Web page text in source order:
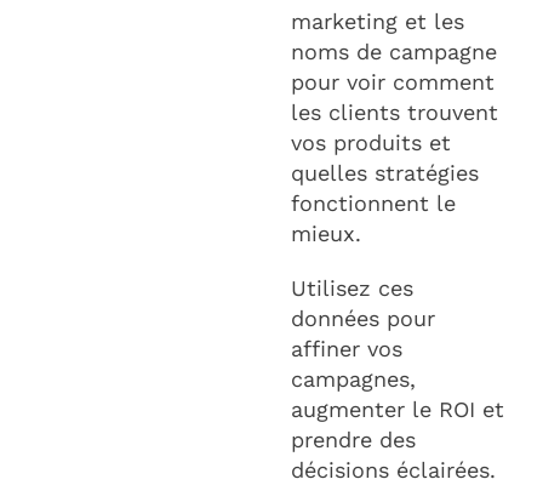
marketing et les
noms de campagne
pour voir comment
les clients trouvent
vos produits et
quelles stratégies
fonctionnent le
mieux.
Utilisez ces
données pour
affiner vos
campagnes,
augmenter le ROI et
prendre des
décisions éclairées.